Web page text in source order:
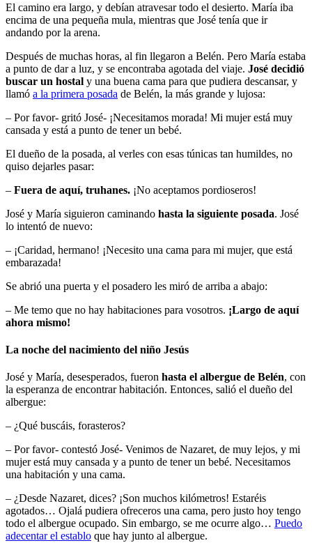
El camino era largo, y debían atravesar todo el desierto. María iba
encima de una pequeña mula, mientras que José tenía que ir
andando por la arena.
Después de muchas horas, al fin llegaron a Belén. Pero María estaba
a punto de dar a luz, y se encontraba agotada del viaje. José decidió
buscar un hostal y una buena cama para que pudiera descansar, y
llamó a la primera posada de Belén, la más grande y lujosa:
– Por favor- gritó José- ¡Necesitamos morada! Mi mujer está muy
cansada y está a punto de tener un bebé.
El dueño de la posada, al verles con esas túnicas tan humildes, no
quiso dejarles pasar:
– Fuera de aquí, truhanes. ¡No aceptamos pordioseros!
José y María siguieron caminando hasta la siguiente posada. José
lo intentó de nuevo:
– ¡Caridad, hermano! ¡Necesito una cama para mi mujer, que está
embarazada!
Se abrió una puerta y el posadero les miró de arriba a abajo:
– Me temo que no hay habitaciones para vosotros. ¡Largo de aquí
ahora mismo!
La noche del nacimiento del niño Jesús
José y María, desesperados, fueron hasta el albergue de Belén, con
la esperanza de encontrar habitación. Entonces, salió el dueño del
albergue:
– ¿Qué buscáis, forasteros?
– Por favor- contestó José- Venimos de Nazaret, de muy lejos, y mi
mujer está muy cansada y a punto de tener un bebé. Necesitamos
una habitación y una cama.
– ¿Desde Nazaret, dices? ¡Son muchos kilómetros! Estaréis
agotados… Ojalá pudiera ofreceros una cama, pero justo hoy tengo
todo el albergue ocupado. Sin embargo, se me ocurre algo… Puedo
adecentar el establo que hay junto al albergue.